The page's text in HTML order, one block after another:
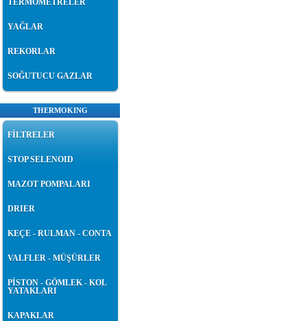
TERMOMETRELER
YAĞLAR
REKORLAR
SOĞUTUCU GAZLAR
THERMOKING
FİLTRELER
STOP SELENOID
MAZOT POMPALARI
DRIER
KEÇE - RULMAN - CONTA
VALFLER - MÜŞÜRLER
PİSTON - GÖMLEK - KOL
YATAKLARI
KAPAKLAR